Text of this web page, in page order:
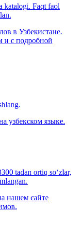
katalogi. Faqt faol
в Узбекистане.
и с подробной
узбекском языке.
tadan ortiq so‘zlar,
нашем сайте